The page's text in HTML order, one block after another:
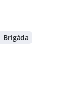
Brigáda